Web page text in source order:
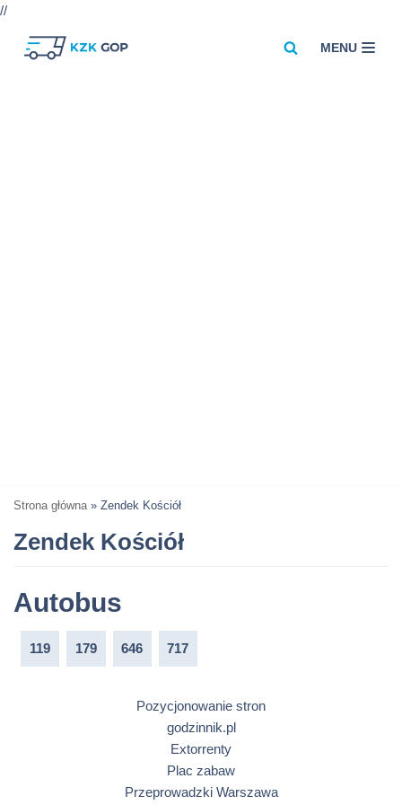
//
MENU
Strona główna » Zendek Kościół
Zendek Kościół
Autobus
119 179 646 717
Pozycjonowanie stron
godzinnik.pl
Extorrenty
Plac zabaw
Przeprowadzki Warszawa